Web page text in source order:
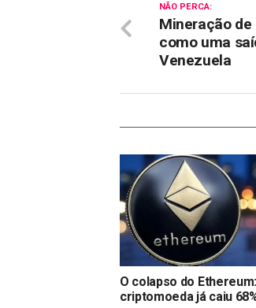
NÃO PERCA:
Mineração
como uma
Venezuela
O colapso do Ethereum:
criptomoeda já caiu